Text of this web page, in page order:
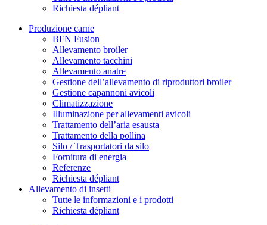
Richiesta dépliant
Produzione carne
BFN Fusion
Allevamento broiler
Allevamento tacchini
Allevamento anatre
Gestione dell’allevamento di riproduttori broiler
Gestione capannoni avicoli
Climatizzazione
Illuminazione per allevamenti avicoli
Trattamento dell’aria esausta
Trattamento della pollina
Silo / Trasportatori da silo
Fornitura di energia
Referenze
Richiesta dépliant
Allevamento di insetti
Tutte le informazioni e i prodotti
Richiesta dépliant